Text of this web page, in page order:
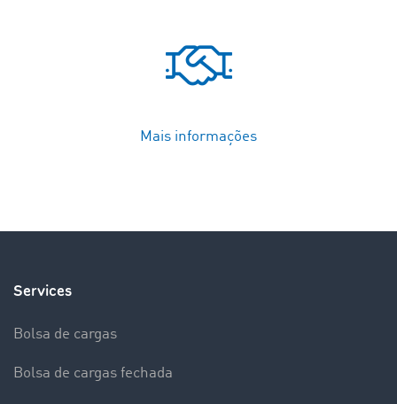
Mais informações
Services
Bolsa de cargas
Bolsa de cargas fechada